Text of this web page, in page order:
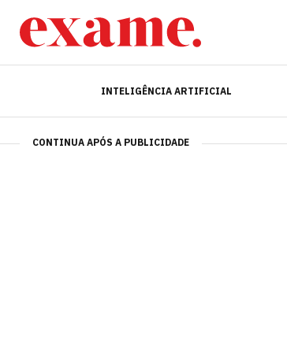
INTELIGÊNCIA ARTIFICIAL
INTELIGÊNCIA ARTIFICIAL
CONTINUA APÓS A PUBLICIDADE